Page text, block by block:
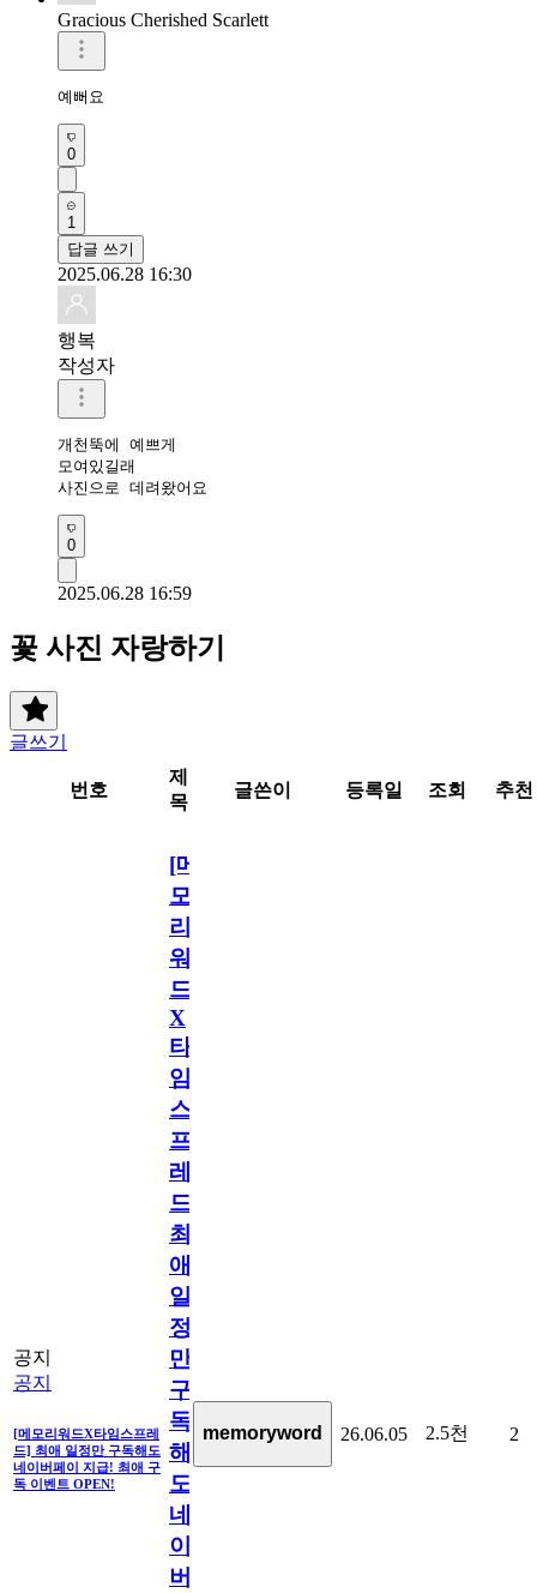
Gracious Cherished Scarlett
예뻐요
0
1
답글 쓰기
2025.06.28 16:30
행복
작성자
개천뚝에 예쁘게
모여있길래
사진으로 데려왔어요
0
2025.06.28 16:59
꽃 사진 자랑하기
글쓰기
번호
제
목
글쓴이 등록일 조회 추천
공지
공지
[메모리워드X타임스프레
드] 최애 일정만 구독해도
네이버페이 지급! 최애 구
독 이벤트 OPEN!
[메
모
리
워
드
X
타
임
스
프
레
드]
최
애
일
정
만
구
독
해
도
네
이
버
memoryword 26.06.05 2.5천 2